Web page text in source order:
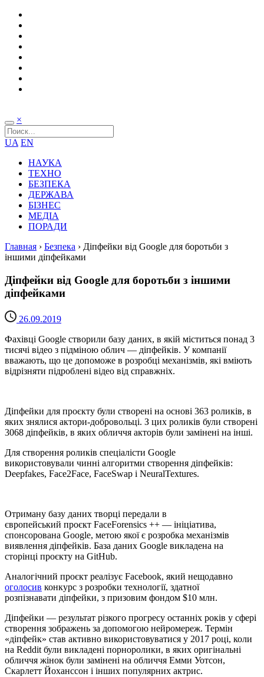
×
UA EN
НАУКА
ТЕХНО
БЕЗПЕКА
ДЕРЖАВА
БІЗНЕС
МЕДІА
ПОРАДИ
Главная › Безпека › Діпфейки від Google для боротьби з
іншими діпфейками
Діпфейки від Google для боротьби з іншими
діпфейками
26.09.2019
Фахівці Google створили базу даних, в якій міститься понад 3
тисячі відео з підміною облич — діпфейків. У компанії
вважають, що це допоможе в розробці механізмів, які вміють
відрізняти підроблені відео від справжніх.
Діпфейки для проєкту були створені на основі 363 роликів, в
яких знялися актори-добровольці. З цих роликів були створені
3068 діпфейків, в яких обличчя акторів були замінені на інші.
Для створення роликів спеціалісти Google
використовували чинні алгоритми створення діпфейків:
Deepfakes, Face2Face, FaceSwap і NeuralTextures.
Отриману базу даних творці передали в
європейський проєкт FaceForensics ++ — ініціатива,
спонсорована Google, метою якої є розробка механізмів
виявлення діпфейків. База даних Google викладена на
сторінці проєкту на GitHub.
Аналогічний проєкт реалізує Facebook, який нещодавно
оголосив конкурс з розробки технології, здатної
розпізнавати діпфейки, з призовим фондом $10 млн.
Діпфейки — результат різкого прогресу останніх років у сфері
створення зображень за допомогою нейромереж. Термін
«діпфейк» став активно використовуватися у 2017 році, коли
на Reddit були викладені порноролики, в яких оригінальні
обличчя жінок були замінені на обличчя Емми Уотсон,
Скарлетт Йоханссон і інших популярних актрис.